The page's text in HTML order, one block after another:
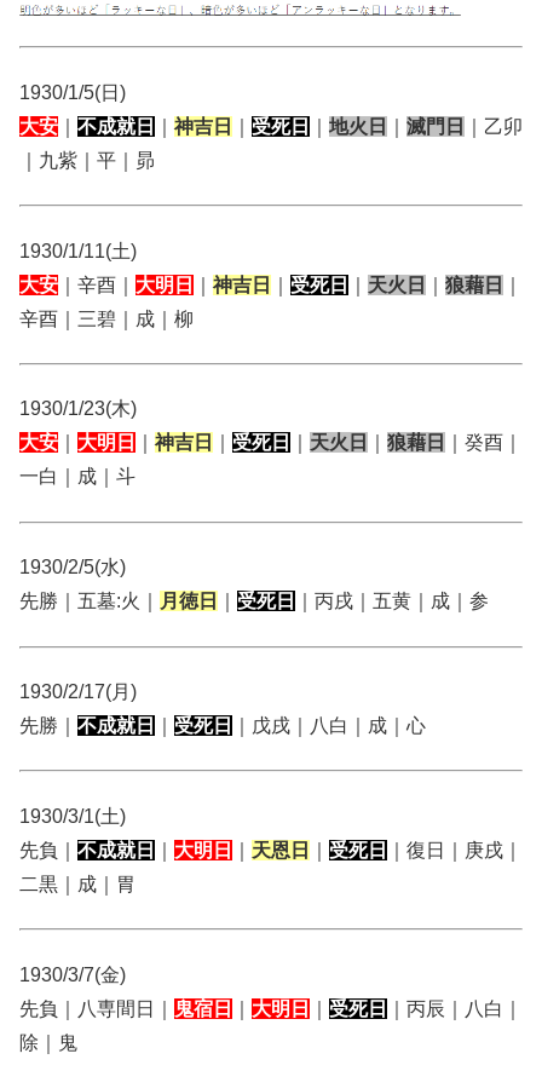
1930/1/5(日)
大安
不成就日 神吉日 受死日 地火日 滅門日
｜乙卯
｜九紫｜平｜昴
1930/1/11(土)
大安 ｜辛酉｜ 大明日 神吉日 受死日 天火日 狼藉日
辛酉｜三碧｜成｜柳
1930/1/23(木)
大安
大明日 神吉日 受死日 天火日 狼藉日
｜癸酉｜
一白｜成｜斗
1930/2/5(水)
先勝｜五墓:火｜
月徳日 受死日 ｜丙戌｜五黄｜成｜参
1930/2/17(月)
先勝｜ 不成就日 受死日 ｜戊戌｜八白｜成｜心
1930/3/1(土)
先負｜ 不成就日 大明日 天恩日 受死日
｜復日｜庚戌｜
二黒｜成｜胃
1930/3/7(金)
先負｜八専間日｜
鬼宿日 大明日 受死日
｜丙辰｜八白｜
除｜鬼